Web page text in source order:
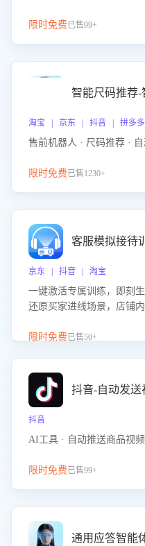
限时免费已售99+
智能尺码推荐-
淘宝 | 京东 | 抖音 | 拼多多
售前机器人 · 尺码推荐 ·
限时免费已售1230+
客服模拟接待
京东 | 抖音 | 淘宝
一键激活专属训练，即刻
还原买家进线场景，店铺
击 “立即开通”，快速获取
限时免费已售50+
抖音-自动发
抖音
AI工具 · 自动推送商品视频
限时免费已售99+
通用应答智能